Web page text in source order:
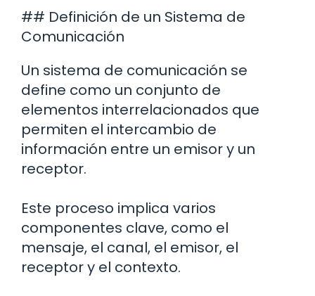
## Definición de un Sistema de
Comunicación
Un sistema de comunicación se
define como un conjunto de
elementos interrelacionados que
permiten el intercambio de
información entre un emisor y un
receptor.
Este proceso implica varios
componentes clave, como el
mensaje, el canal, el emisor, el
receptor y el contexto.